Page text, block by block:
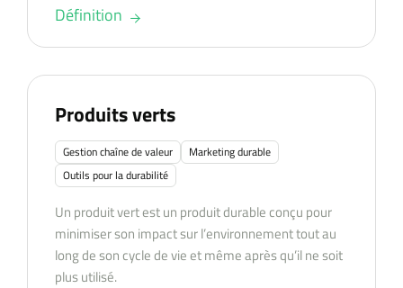
Définition
Produits verts
Gestion chaîne de valeur
Marketing durable
Outils pour la durabilité
Un produit vert est un produit durable conçu pour
minimiser son impact sur l’environnement tout au
long de son cycle de vie et même après qu’il ne soit
plus utilisé.